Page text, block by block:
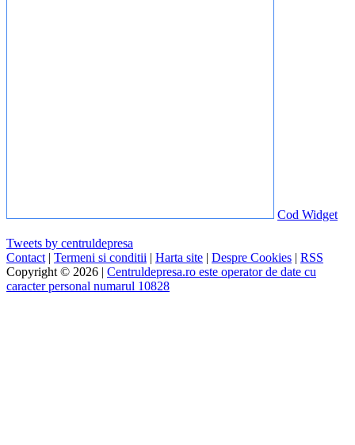
Cod Widget
Tweets by centruldepresa
Contact | Termeni si conditii | Harta site | Despre Cookies | RSS
Copyright © 2026 | Centruldepresa.ro este operator de date cu
caracter personal numarul 10828